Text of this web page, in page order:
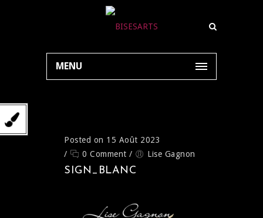
MENU
Posted on 15 Août 2023
/
0 Comment / Lise Gagnon
SIGN_BLANC